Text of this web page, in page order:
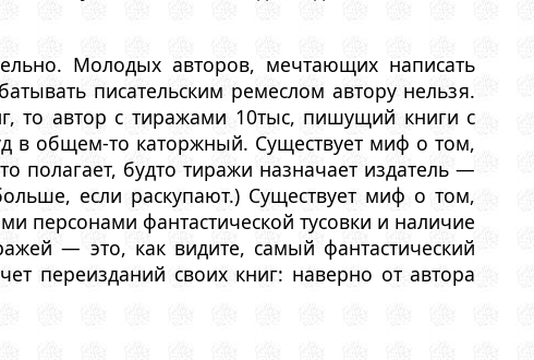
Молодых авторов, мечтающих написать
писательским ремеслом автору нельзя.
то автор с тиражами 10тыс, пишущий книги с
в общем-то каторжный. Существует миф о том,
полагает, будто тиражи назначает издатель —
если раскупают.) Существует миф о том,
персонами фантастической тусовки и наличие
— это, как видите, самый фантастический
переизданий своих книг: наверно от автора